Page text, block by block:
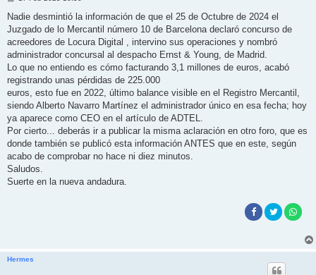
n
a
j
Nadie desmintió la información de que el 25 de Octubre de 2024 el
Juzgado de lo Mercantil número 10 de Barcelona declaró concurso de
acreedores de Locura Digital , intervino sus operaciones y nombró
administrador concursal al despacho Ernst & Young, de Madrid.
Lo que no entiendo es cómo facturando 3,1 millones de euros, acabó
registrando unas pérdidas de 225.000
euros, esto fue en 2022, último balance visible en el Registro Mercantil,
siendo Alberto Navarro Martínez el administrador único en esa fecha; hoy
ya aparece como CEO en el artículo de ADTEL.
Por cierto... deberás ir a publicar la misma aclaración en otro foro, que es
donde también se publicó esta información ANTES que en este, según
acabo de comprobar no hace ni diez minutos.
Saludos.
Suerte en la nueva andadura.
Hermes